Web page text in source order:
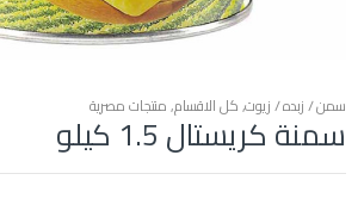
سمن / زبده / زيوت,كل الاقسام,منتجات مصرية
سمنة كريستال 1.5 كيلو